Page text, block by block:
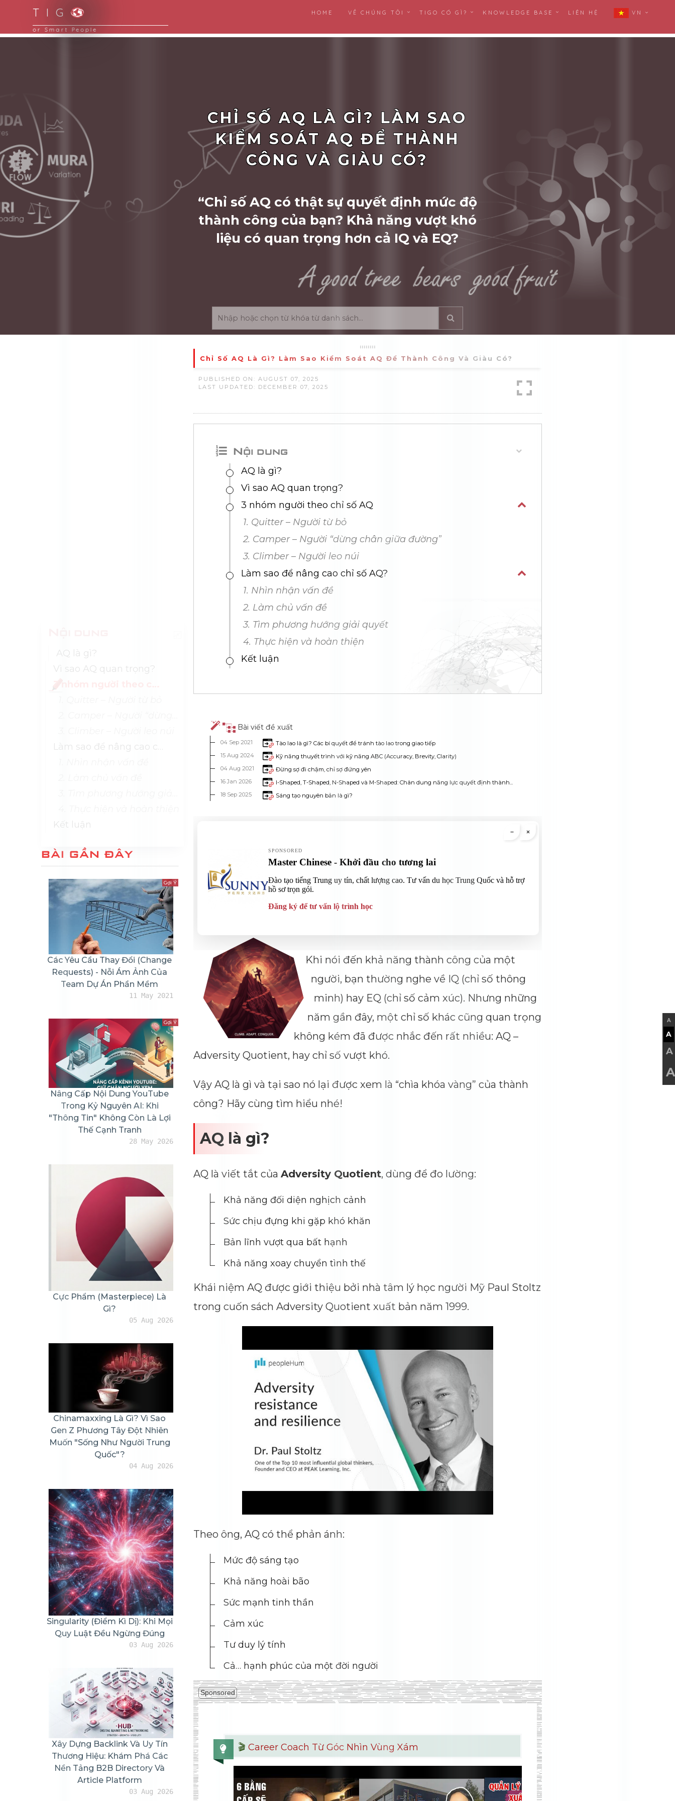
T I G
Smart Solutions for Smart People
HOME VỀ CHÚNG TÔI TIGO CÓ GÌ? KNOWLEDGE BASE LIÊN HỆ VN
CHỈ SỐ AQ LÀ GÌ? LÀM SAO
KIỂM SOÁT AQ ĐỂ THÀNH
CÔNG VÀ GIÀU CÓ?
“Chỉ số AQ có thật sự quyết định mức độ
thành công của bạn? Khả năng vượt khó
liệu có quan trọng hơn cả IQ và EQ?
AQ là gì?
Vì sao AQ quan trọng?
Kết luận
BÀI GẦN ĐÂY
Gợi Ý
Các Yêu Cầu Thay Đổi (Change
Requests) - Nỗi Ám Ảnh Của
Team Dự Án Phần Mềm
11 May 2021
Gợi Ý
Nâng Cấp Nội Dung YouTube
Trong Kỷ Nguyên AI: Khi
"Thông Tin" Không Còn Là Lợi
Thế Cạnh Tranh
28 May 2026
Cực Phẩm (masterpiece) Là
Gì?
05 Aug 2026
Chinamaxxing Là Gì? Vì Sao
Gen Z Phương Tây Đột Nhiên
Muốn "sống Như Người Trung
Quốc"?
04 Aug 2026
Singularity (Điểm Kì Dị): Khi Mọi
Quy Luật Đều Ngừng Đúng
03 Aug 2026
Xây Dựng Backlink Và Uy Tín
Thương Hiệu: Khám Phá Các
Nền Tảng B2B Directory Và
Article Platform
03 Aug 2026
Chỉ Số AQ Là Gì? Làm Sao Kiểm Soát AQ Để Thành Công Và Giàu Có?
PUBLISHED ON: AUGUST 07, 2025
LAST UPDATED: DECEMBER 07, 2025
Nội dung
AQ là gì?
Vì sao AQ quan trọng?
3 nhóm người theo chỉ số AQ
1. Quitter – Người từ bỏ
2. Camper – Người “dừng chân giữa đường”
3. Climber – Người leo núi
Làm sao để nâng cao chỉ số AQ?
1. Nhìn nhận vấn đề
2. Làm chủ vấn đề
3. Tìm phương hướng giải quyết
4. Thực hiện và hoàn thiện
Kết luận
Bài viết đề xuất
04 Sep 2021
Tào lao là gì? Các bí quyết để tránh tào lao trong giao tiếp
15 Aug 2024
Kỹ năng thuyết trình với kỹ năng ABC (Accuracy, Brevity, Clarity)
04 Aug 2021
Đừng sợ đi chậm, chỉ sợ đứng yên
16 Jan 2026
I-Shaped, T-Shaped, N-Shaped và M-Shaped: Chân dung năng lực quyết định thành...
18 Sep 2025
Sáng tạo nguyên bản là gì?
Khi nói đến khả năng thành công của một
người, bạn thường nghe về IQ (chỉ số thông
minh) hay EQ (chỉ số cảm xúc). Nhưng những
năm gần đây, một chỉ số khác cũng quan trọng
không kém đã được nhắc đến rất nhiều: AQ –
Adversity Quotient, hay chỉ số vượt khó.
Vậy AQ là gì và tại sao nó lại được xem là “chìa khóa vàng” của thành
công? Hãy cùng tìm hiểu nhé!
AQ là gì?
AQ là viết tắt của Adversity Quotient, dùng để đo lường:
Khả năng đối diện nghịch cảnh
Sức chịu đựng khi gặp khó khăn
Bản lĩnh vượt qua bất hạnh
Khả năng xoay chuyển tình thế
Khái niệm AQ được giới thiệu bởi nhà tâm lý học người Mỹ Paul Stoltz
trong cuốn sách Adversity Quotient xuất bản năm 1999.
Theo ông, AQ có thể phản ánh:
Mức độ sáng tạo
Khả năng hoài bão
Sức mạnh tinh thần
Cảm xúc
Tư duy lý tính
Cả… hạnh phúc của một đời người
Sponsored
A
A
A
A
Impressions
Average CTR